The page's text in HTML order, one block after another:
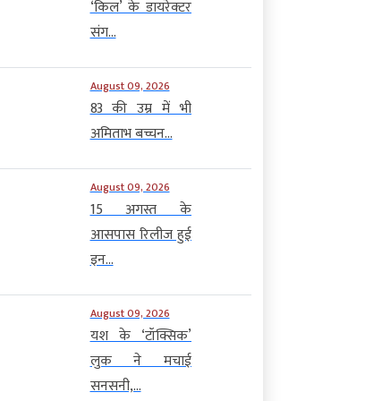
‘किल’ के डायरेक्टर
संग...
August 09, 2026
83 की उम्र में भी
अमिताभ बच्चन...
August 09, 2026
15 अगस्त के
आसपास रिलीज हुई
इन...
August 09, 2026
यश के ‘टॉक्सिक’
लुक ने मचाई
सनसनी,...